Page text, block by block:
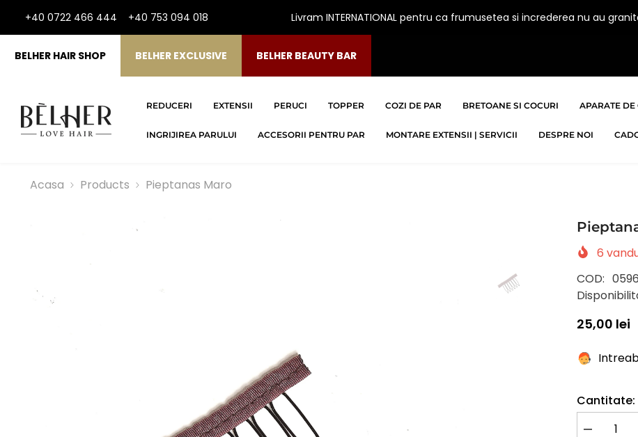
+40 0722 466 444 +40 753 094 018 Livram INTERNATIONAL pentru ca frumusetea si increderea nu au
BELHER HAIR SHOP BELHER EXCLUSIVE BELHER BEAUTY BAR
REDUCERI EXTENSII PERUCI TOPPER COZI DE PAR BRETOANE SI COCURI APARATE DE
INGRIJIREA PARULUI ACCESORII PENTRU PAR MONTARE EXTENSII | SERVICII DESPRE NOI
Acasa Products Pieptanas Maro
6
COD:
25,00 lei
Cantitate: